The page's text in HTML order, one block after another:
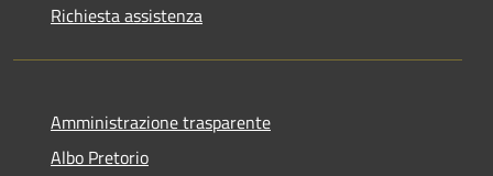
Richiesta assistenza
Amministrazione trasparente
Albo Pretorio